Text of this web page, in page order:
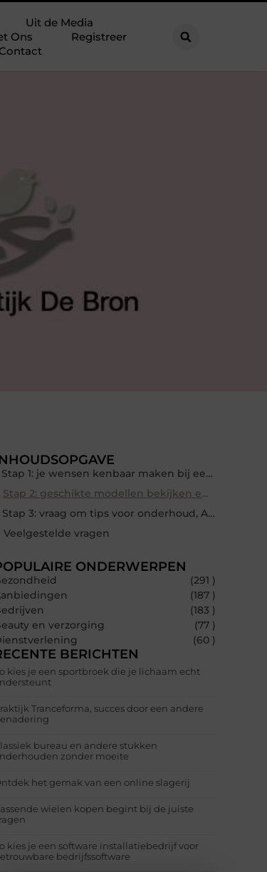
Uit de Media
Ons
Registreer
Contact
Stap 1: je wensen kenbaar maken bij een autodealer bij je in de buurt in Etten-Leur
Stap 2: geschikte modellen bekijken en testen
Stap 3: vraag om tips voor onderhoud, APK en reparaties
Veelgestelde vragen
ONDERWERPEN
(291 )
(187 )
(183 )
en verzorging
(77 )
(60 )
BERICHTEN
kies je een sportbroek die je lichaam echt
Tranceforma, succes door een andere
bureau en andere stukken
zonder moeite
het gemak van een online slagerij
wielen kopen begint bij de juiste
kies je een software installatiebedrijf voor
bedrijfssoftware